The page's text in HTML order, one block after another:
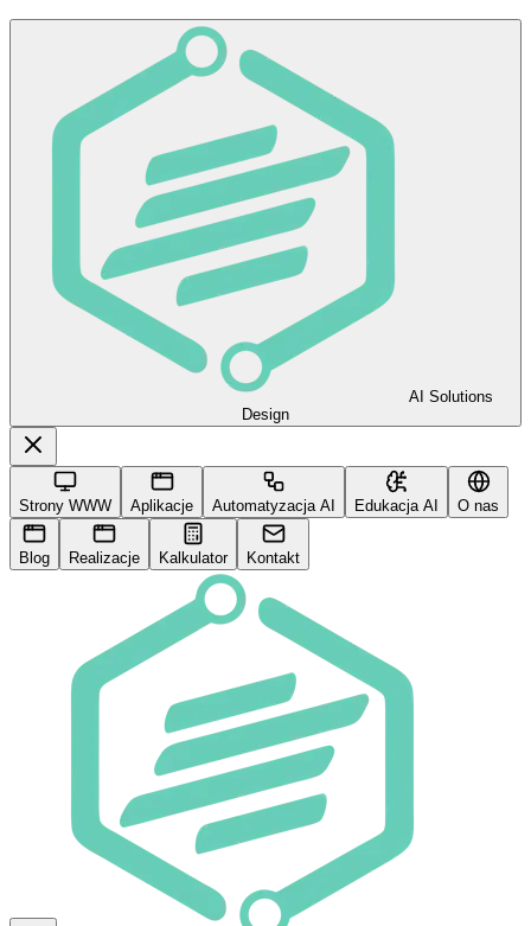
AI Solutions
Design
Strony WWW Aplikacje Automatyzacja AI Edukacja AI O nas
Blog Realizacje Kalkulator Kontakt